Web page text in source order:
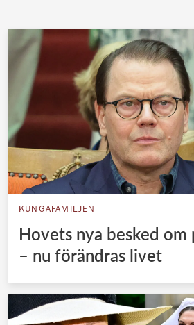
KUNGAFAMILJEN
Hovets nya besked om
– nu förändras livet